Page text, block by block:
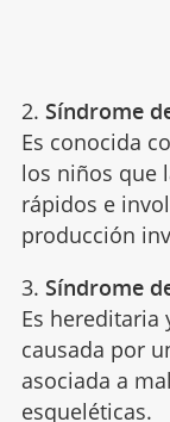
2. Síndrome
Es conocida
los niños que
rápidos e
producción
3. Síndrome
Es hereditaria
causada por
asociada a
esqueléticas.